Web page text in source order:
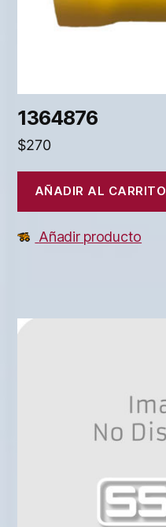
1364876
$270
AÑADIR AL CARRITO
Añadir producto